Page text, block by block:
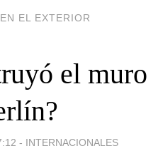
EL EXTERIOR
el muro
- INTERNACIONALES